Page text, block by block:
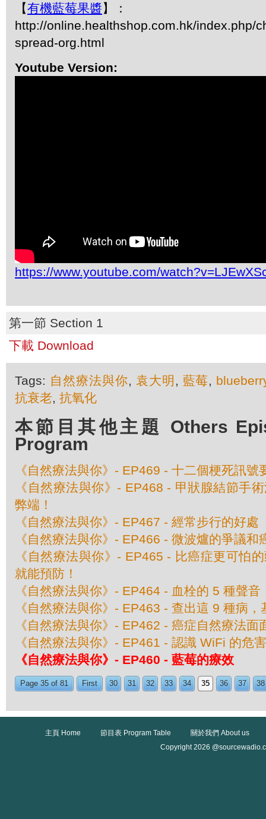
【有機藍莓果醬】：
http://online.healthshop.com.hk/index.php/
spread-org.html
Youtube Version:
https://www.youtube.com/
第一節 Section 1
下載 Download
Tags: 自然療法與你, 袁大明 , 藍莓,
抗衰老, 抗氧化
本節目其他主題 Others
Program
《自然療法與你》- EP469 - 十二個梗死訊號
《自然療法與你》- EP468 - 甲狀腺結節手
弊端！
《自然療法與你》- EP467 - 經常步行的好處
《自然療法與你》- EP466 - 微波爐的爭議和
《自然療法與你》- EP465 - 比癌症更可怕
就能預防！
《自然療法與你》- EP464 - 血栓的 5 種聲音
《自然療法與你》- EP463 - 查出這 9 種病，
《自然療法與你》- EP462 - 癌症自然療法面
《自然療法與你》- EP461 - 認識 WiFi 的危害
《自然療法與你》- EP460 - 藍莓的療效
Page 35 of 81 First 30 31 32 33 34 35 36 37 38
主頁 Home 節目表 Program Table
關於我們 About us
Copyright 2026